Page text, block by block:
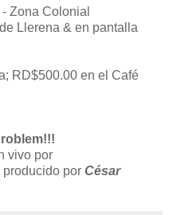
Zona Colonial
Llerena & en pantalla
RD$500.00 en el Café
vivo por
producido por César